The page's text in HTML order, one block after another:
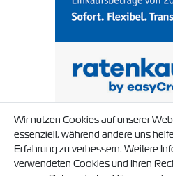
Wir nutzen Cookies auf unserer
essenziell, während andere uns
Erfahrung zu verbessern. Weitere
verwendeten Cookies und Ihren